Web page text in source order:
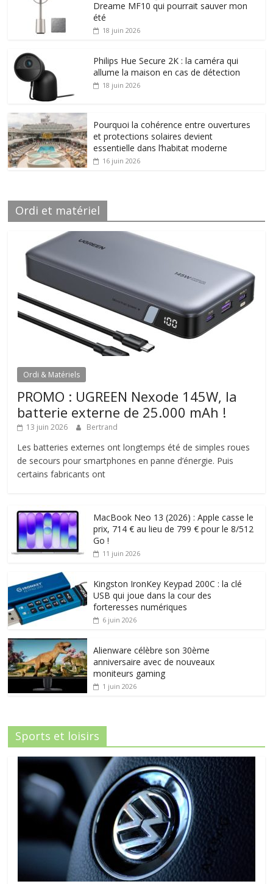
Dreame MF10 qui pourrait sauver mon
été
18 juin 2026
Philips Hue Secure 2K : la caméra qui
allume la maison en cas de détection
18 juin 2026
Pourquoi la cohérence entre ouvertures
et protections solaires devient
essentielle dans l’habitat moderne
16 juin 2026
Ordi et matériel
Ordi & Matériels
PROMO : UGREEN Nexode 145W, la
batterie externe de 25.000 mAh !
13 juin 2026 Bertrand
Les batteries externes ont longtemps été de simples roues
de secours pour smartphones en panne d’énergie. Puis
certains fabricants ont
MacBook Neo 13 (2026) : Apple casse le
prix, 714 € au lieu de 799 € pour le 8/512
Go !
11 juin 2026
Kingston IronKey Keypad 200C : la clé
USB qui joue dans la cour des
forteresses numériques
6 juin 2026
Alienware célèbre son 30ème
anniversaire avec de nouveaux
moniteurs gaming
1 juin 2026
Sports et loisirs